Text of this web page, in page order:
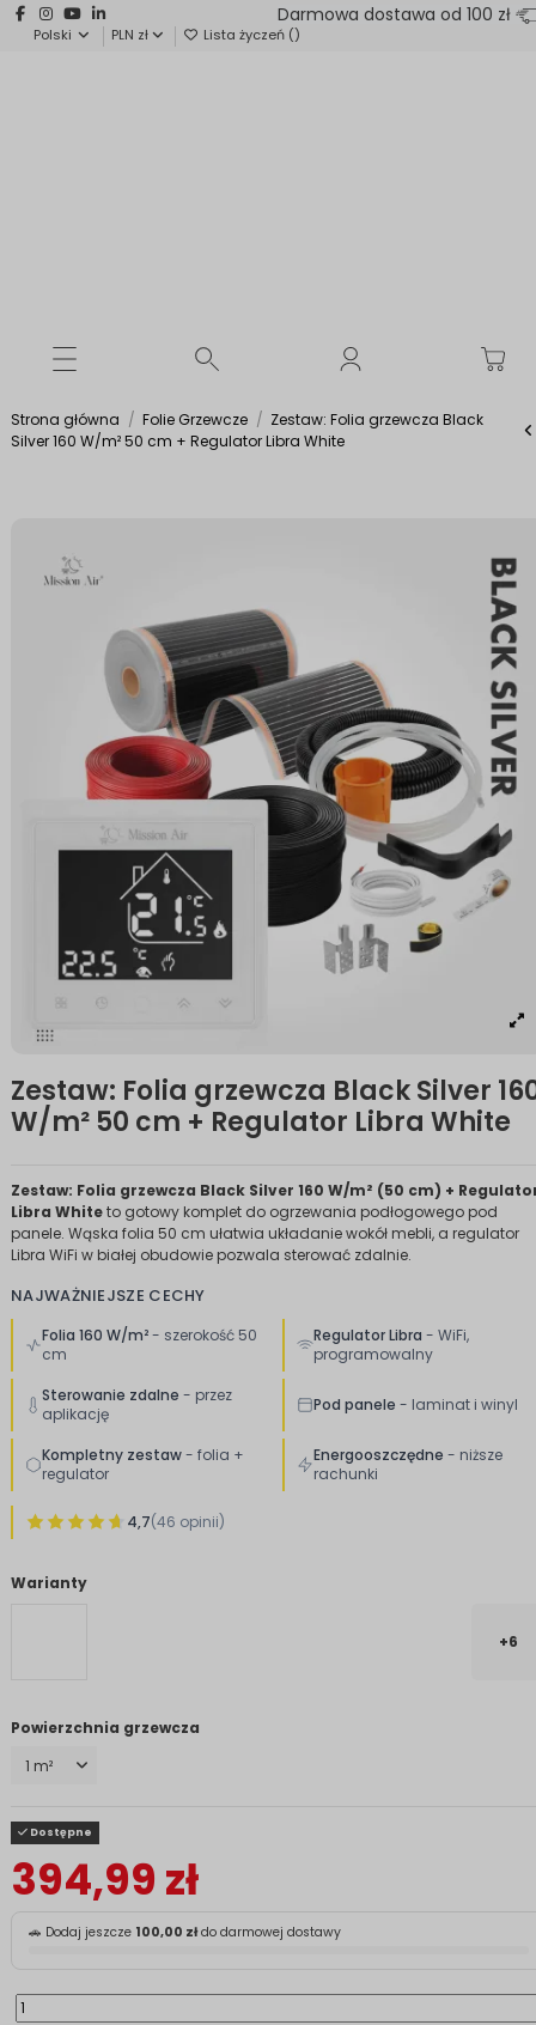
Darmowa dostawa od 100 zł
Polski PLN zł Lista życzeń ()
Strona główna Folie Grzewcze
Zestaw: Folia grzewcza Black
Silver 160 W/m² 50 cm + Regulator Libra White
Zestaw: Folia grzewcza Black Silver
W/m² 50 cm + Regulator Libra White
Zestaw: Folia grzewcza Black Silver 160 W/m² (50 cm) +
Libra Whiteto gotowy komplet do ogrzewania podłogowego pod
panele. Wąska folia 50 cm ułatwia układanie wokół mebli, a regulator
Libra WiFi w białej obudowie pozwala sterować zdalnie.
NAJWAŻNIEJSZE CECHY
Folia 160 W/m²- szerokość 50
cm
Regulator Libra - WiFi,
programowalny
Sterowanie zdalne - przez
aplikację
Pod panele - laminat i winyl
Kompletny zestaw- folia +
regulator
Energooszczędne - niższe
rachunki
4,7(46 opinii)
Warianty
+6
Powierzchnia grzewcza
Dostępne
394,99 zł
🚗 Dodaj jeszcze 100,00 złdo darmowej dostawy